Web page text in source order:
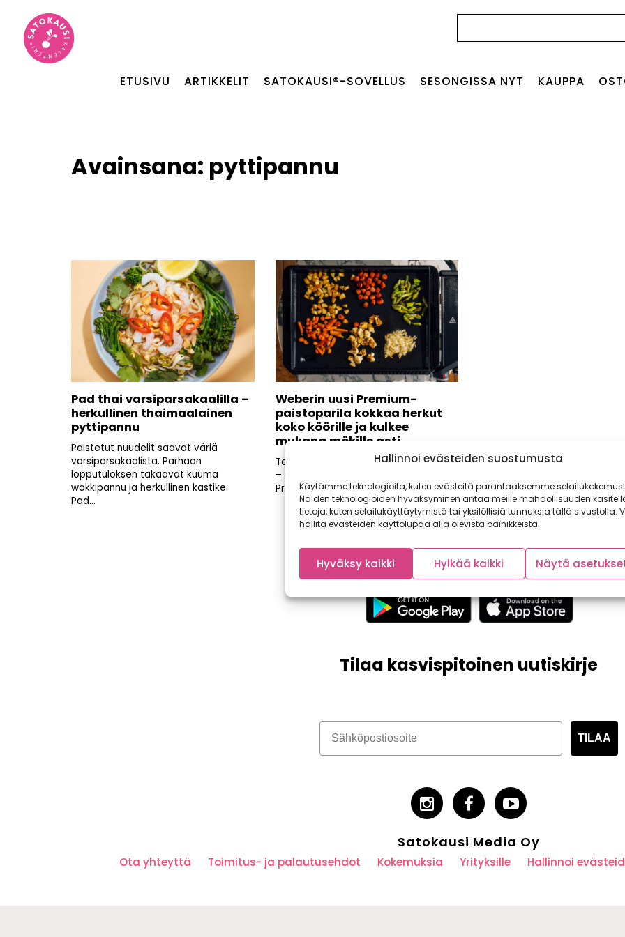
Hallinnoi evästeiden suostumusta
Käytämme teknologioita, kuten evästeitä parantaaksemme
Näiden teknologioiden hyväksyminen antaa meille mahdollisuuden
tietoja, kuten selailukäyttäytymistä tai yksilöllisiä tunnuksia tällä sivustolla.
hallita evästeiden käyttölupaa alla olevista painikkeista.
Hyväksy kaikki Hylkää kaikki Näytä
ETUSIVU ARTIKKELIT SATOKAUSI®-SOVELLUS SESONGISSA NYT KAUPPA
Avainsana: pyttipannu
Pad thai varsiparsakaalilla –
herkullinen thaimaalainen
pyttipannu
Paistetut nuudelit saavat väriä
varsiparsakaalista. Parhaan
lopputuloksen takaavat kuuma
wokkipannu ja herkullinen kastike.
Pad...
Weberin uusi Premium-
paistoparila kokkaa herkut
koko köörille ja kulkee
mukana mökille asti
Tehokas, tarttumaton ja kuljetettava
– uusi Weber Slate GP 56 cm
Premium-parila (599...
Tilaa kasvispitoinen uutiskirje
TILAA
Satokausi Media Oy
Ota yhteyttä Toimitus- ja palautusehdot Kokemuksia Yrityksille Hallinnoi